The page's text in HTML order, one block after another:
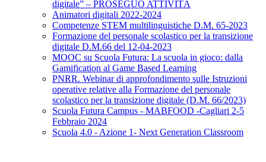
digitale” – PROSEGUO ATTIVITÀ
Animatori digitali 2022-2024
Competenze STEM multilinguistiche D.M. 65-2023
Formazione del personale scolastico per la transizione
digitale D.M.66 del 12-04-2023
MOOC su Scuola Futura: La scuola in gioco: dalla
Gamification al Game Based Learning
PNRR. Webinar di approfondimento sulle Istruzioni
operative relative alla Formazione del personale
scolastico per la transizione digitale (D.M. 66/2023)
Scuola Futura Campus - MABFOOD -Cagliari 2-5
Febbraio 2024
Scuola 4.0 - Azione 1- Next Generation Classroom